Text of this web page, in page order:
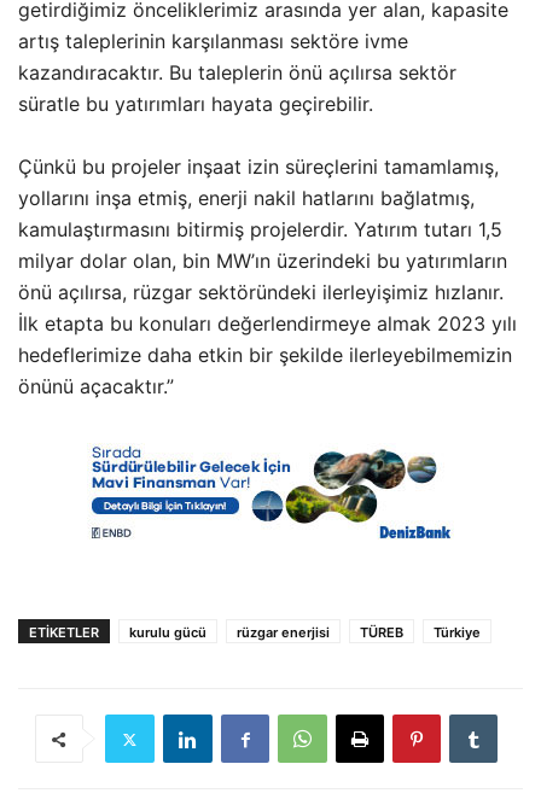
getirdiğimiz önceliklerimiz arasında yer alan, kapasite
artış taleplerinin karşılanması sektöre ivme
kazandıracaktır. Bu taleplerin önü açılırsa sektör
süratle bu yatırımları hayata geçirebilir.
Çünkü bu projeler inşaat izin süreçlerini tamamlamış,
yollarını inşa etmiş, enerji nakil hatlarını bağlatmış,
kamulaştırmasını bitirmiş projelerdir. Yatırım tutarı 1,5
milyar dolar olan, bin MW’ın üzerindeki bu yatırımların
önü açılırsa, rüzgar sektöründeki ilerleyişimiz hızlanır.
İlk etapta bu konuları değerlendirmeye almak 2023 yılı
hedeflerimize daha etkin bir şekilde ilerleyebilmemizin
önünü açacaktır.”
ETIKETLER kurulu gücü rüzgar enerjisi TÜREB Türkiye